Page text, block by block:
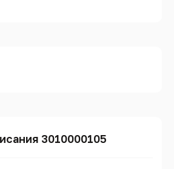
3010000105